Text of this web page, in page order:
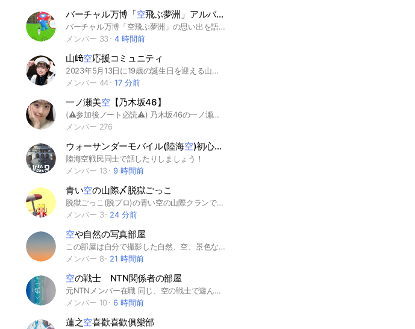
バーチャル万博「空飛ぶ夢洲」アルバム(仮)
バーチャル万博「空飛ぶ夢洲」の思い出を語ったり手に入れたアイテム紹介、スクショのシェア、WEBに残っている情報リンク、バーチャル経由で知った海外の話題など 奥行きの深かった空飛ぶ夢洲の奥行きを楽しむ雑談をする場所に
メンバー 33
4 時間前
山﨑空応援コミュニティ
2023年5月13日に19歳の誕生日を迎える山﨑空さんの生誕祭実行委員会です。
メンバー 44
17 分前
一ノ瀬美空【乃木坂46】
(⚠️参加後ノート必読⚠️) 乃木坂46の一ノ瀬美空に関する最新情報の話題.TV番組などの実況にご利用ください。 #乃木坂46 #乃木坂 #乃木 #ノギザカ #乃木坂5期生 #一ノ瀬美空 #美空 #アイドル #ダンス #歌手 #アーティスト #モデル #新5期生 #一ノ瀬美空 #菅原咲月 #井上和 #小川彩 #中西アルノ #冨里奈央 #五百城茉央 #奥田いろは #池田瑛紗 #川﨑桜 #岡本姫奈
メンバー 276
ウォーサンダーモバイル(陸海空)初心者集合！
陸海空戦民同士で話したりしましょう！
メンバー 13
9 時間前
と雲と海を見て、ただただ癒されるトコロ
青い空の山際〆脱獄ごっこ
脱獄ごっこ(脱プロ)の青い空の山際クランです！
メンバー 3
24 分前
のなりきり！！
空や自然の写真部屋
この部屋は自分で撮影した自然、空、景色など貼ったりしながら雑談するお部屋です🏠のんびりのびのび写真に癒されましょう📷 #空 #雲 #写真 #少人数 #癒し #暇つぶし #趣味 #記録 #リフレッシュ #雑談 #自然 #旅行 #景色 #風景 #景観
メンバー 8
21 時間前
空の戦士 NTN関係者の部屋
元NTNメンバー在職 同じ、空の戦士で遊んでいる方なら参加自由です。 ゲーム内の名前で申請お願いします。 管理者:Js隊長
メンバー 10
6 時間前
蓮之空喜歡喜歡俱樂部